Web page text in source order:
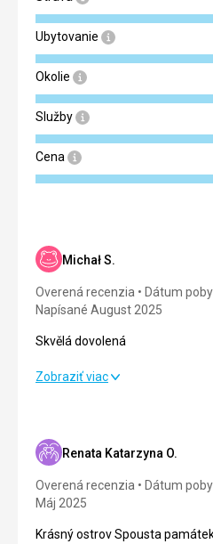
Ubytovanie
Okolie
Služby
Cena
Michał S.
Overená recenzia
Dátum
Napísané August 2025
Skvělá dovolená
Skvělá dovolená
Ubytovanie
Okolie
Zobraziť viac
Renata Katarzyna O.
Overená recenzia Dátum
Máj 2025
Krásný ostrov Spousta